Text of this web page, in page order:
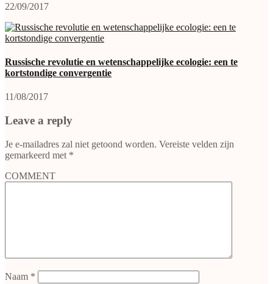
22/09/2017
Russische revolutie en wetenschappelijke ecologie: een te
kortstondige convergentie
11/08/2017
Leave a reply
Je e-mailadres zal niet getoond worden. Vereiste velden zijn
gemarkeerd met *
COMMENT
Naam *